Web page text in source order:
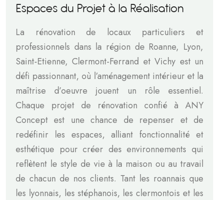
Espaces du Projet à la Réalisation
La rénovation de locaux particuliers et
professionnels dans la région de Roanne, Lyon,
Saint-Etienne, Clermont-Ferrand et Vichy est un
défi passionnant, où l’aménagement intérieur et la
maîtrise d’oeuvre jouent un rôle essentiel.
Chaque projet de rénovation confié à ANY
Concept est une chance de repenser et de
redéfinir les espaces, alliant fonctionnalité et
esthétique pour créer des environnements qui
reflètent le style de vie à la maison ou au travail
de chacun de nos clients. Tant les roannais que
les lyonnais, les stéphanois, les clermontois et les